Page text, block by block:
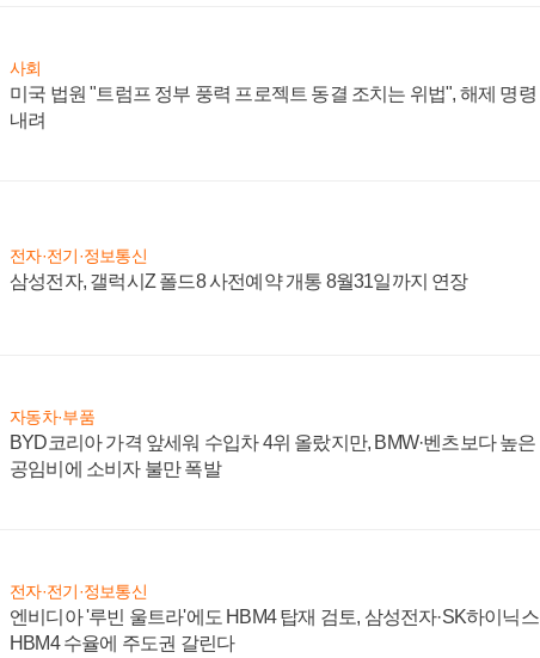
사회
미국 법원 "트럼프 정부 풍력 프로젝트 동결 조치는 위법", 해제 명령
내려
전자·전기·정보통신
삼성전자, 갤럭시Z 폴드8 사전예약 개통 8월31일까지 연장
자동차·부품
BYD코리아 가격 앞세워 수입차 4위 올랐지만, BMW·벤츠보다 높은
공임비에 소비자 불만 폭발
전자·전기·정보통신
엔비디아 '루빈 울트라'에도 HBM4 탑재 검토, 삼성전자·SK하이닉스
HBM4 수율에 주도권 갈린다